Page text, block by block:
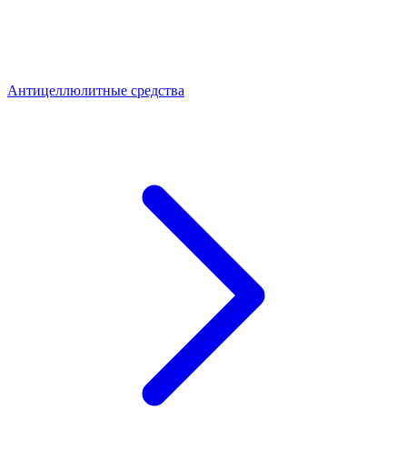
Антицеллюлитные средства